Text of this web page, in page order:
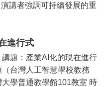
講者強調可持續發展的重
進行式
講題：產業AI化的現在進行
台灣人工智慧學校教務
學普通教學館101教室 時